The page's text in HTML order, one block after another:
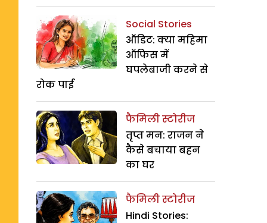
Social Stories
ऑडिट: क्या महिमा
ऑफिस में
घपलेबाजी करने से
रोक पाई
फैमिली स्टोरीज
तृप्त मन: राजन ने
कैसे बचाया बहन
का घर
फैमिली स्टोरीज
Hindi Stories: